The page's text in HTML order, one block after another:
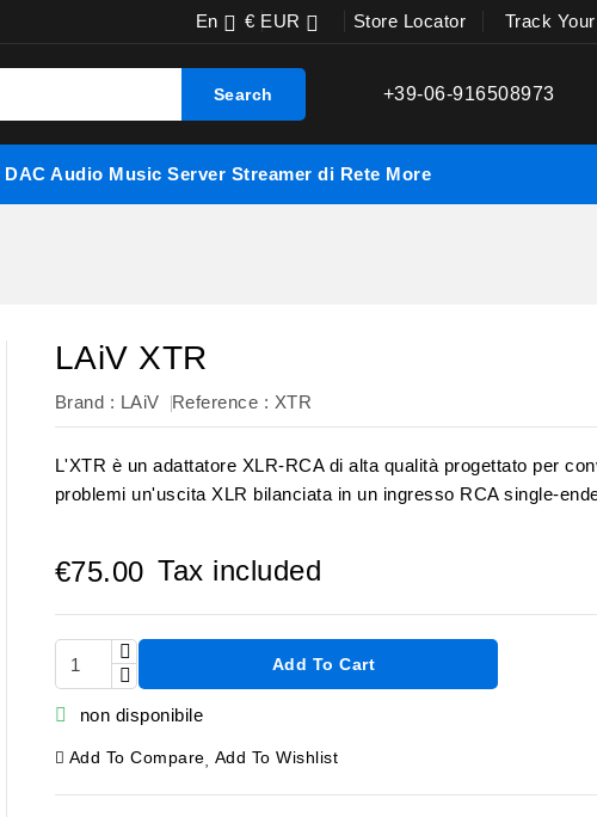
En  € EUR  Store Locator Track
Search +39-06-916508973
DAC Audio Music Server Streamer di Rete More
LAiV XTR
Brand : LAiV Reference : XTR
L'XTR è un adattatore XLR-RCA di alta qualità progettato per
problemi un'uscita XLR bilanciata in un ingresso RCA single-
€75.00 Tax included
Add To Cart
 non disponibile
Add To Compare Add To Wishlist